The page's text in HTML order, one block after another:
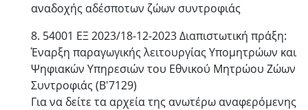
αναδοχής αδέσποτων ζώων συντροφιάς
8. 54001 ΕΞ 2023/18-12-2023 Διαπιστωτική πράξη:
Έναρξη παραγωγικής λειτουργίας Υπομητρώων και
Ψηφιακών Υπηρεσιών του Εθνικού Μητρώου Ζώων
Συντροφιάς (Β'7129)
Για να δείτε τα αρχεία της ανωτέρω αναφερόμενης